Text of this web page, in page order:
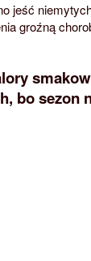
jeść
groźną
bo sezon